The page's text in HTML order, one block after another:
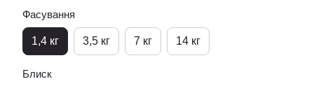
Фасування
1,4 кг 3,5 кг 7 кг 14 кг
Блиск